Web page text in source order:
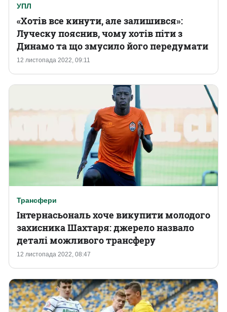
Букмекери
Казино
УПЛ
12 листопада 2022, 09:11
«Хотів все кинути, але залишився»:
Луческу пояснив, чому хотів піти з
Динамо та що змусило його передумати
Трансфери
12 листопада 2022, 08:47
Інтернасьональ хоче викупити молодого
захисника Шахтаря: джерело назвало
деталі можливого трансферу